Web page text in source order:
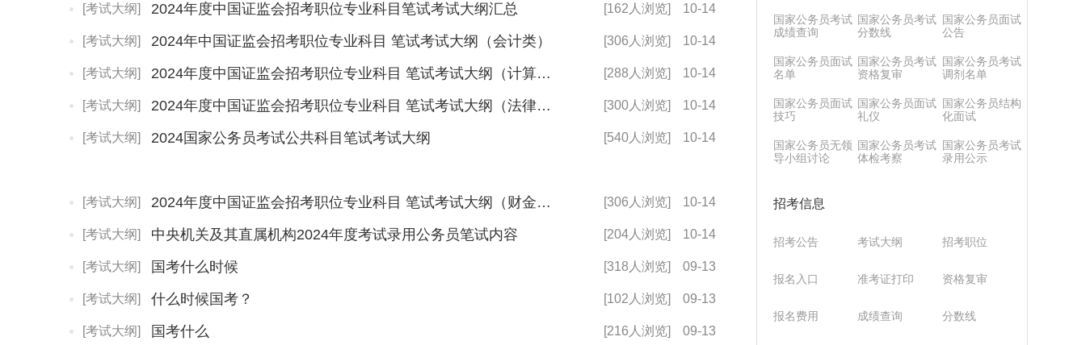
10-14
[162人浏览]
[考试大纲] 2024年度中国证监会招考职位专业科目笔试考试大纲汇总
10-14
[306人浏览]
[考试大纲] 2024年中国证监会招考职位专业科目 笔试考试大纲（会计类）
10-14
[288人浏览]
[考试大纲] 2024年度中国证监会招考职位专业科目 笔试考试大纲（计算机类）
10-14
[300人浏览]
[考试大纲] 2024年度中国证监会招考职位专业科目 笔试考试大纲（法律类）
10-14
[540人浏览]
[考试大纲] 2024国家公务员考试公共科目笔试考试大纲
10-14
[306人浏览]
[考试大纲] 2024年度中国证监会招考职位专业科目 笔试考试大纲（财金类）
10-14
[204人浏览]
[考试大纲] 中央机关及其直属机构2024年度考试录用公务员笔试内容
09-13
[318人浏览]
[考试大纲] 国考什么时候
09-13
[102人浏览]
[考试大纲] 什么时候国考？
09-13
[216人浏览]
[考试大纲] 国考什么
国家公务员考试
成绩查询
国家公务员考试
分数线
国家公务员面试
公告
国家公务员面试
名单
国家公务员考试
资格复审
国家公务员考试
调剂名单
国家公务员面试
技巧
国家公务员面试
礼仪
国家公务员结构
化面试
国家公务员无领
导小组讨论
国家公务员考试
体检考察
国家公务员考试
录用公示
招考信息
招考公告 考试大纲 招考职位
报名入口 准考证打印 资格复审
报名费用 成绩查询 分数线